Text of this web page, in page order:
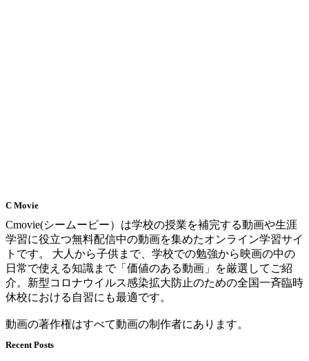
C Movie
Cmovie(シームービー）は学校の授業を補完する動画や生涯
学習に役立つ無料配信中の動画を集めたオンライン学習サイ
トです。 大人から子供まで、学校での勉強から映画の中の
日常で使える知識まで「価値のある動画」を厳選してご紹
介。新型コロナウイルス感染拡大防止のための全国一斉臨時
休校における自習にも最適です。
動画の著作権はすべて動画の制作者にあります。
Recent Posts